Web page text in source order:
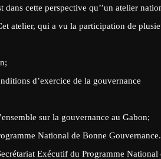
cette perspective qu’’un atelier
atelier, qui a vu la participation de
d’exercice de la gouvernance
sur la gouvernance au Gabon;
National de Bonne Gouvernance.
Exécutif du Programme National